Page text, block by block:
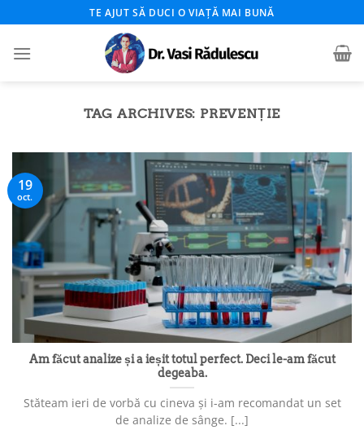
to
content
TE AJUT SĂ DUCI O VIAȚĂ MAI BUNĂ
TAG ARCHIVES: PREVENȚIE
Am făcut analize și a ieșit totul perfect. Deci le-am făcut
degeaba.
Stăteam ieri de vorbă cu cineva și i-am recomandat un set
de analize de sânge. [...]
19
oct.